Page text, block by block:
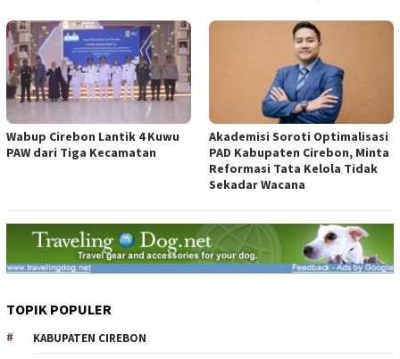
Wabup Cirebon Lantik 4 Kuwu
PAW dari Tiga Kecamatan
Akademisi Soroti Optimalisasi
PAD Kabupaten Cirebon, Minta
Reformasi Tata Kelola Tidak
Sekadar Wacana
TOPIK POPULER
KABUPATEN CIREBON